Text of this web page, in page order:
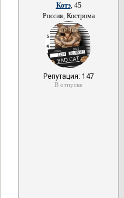
Котэ, 45
Россия, Кострома
Репутация: 147
В отпуске